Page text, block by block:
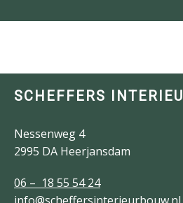
SCHEFFERS
Nessenweg 4
2995 DA Heerjansdam
06 – 18 55 54 24